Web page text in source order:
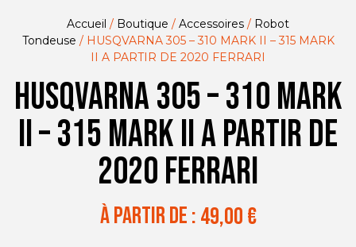
Accueil / Boutique / Accessoires / Robot
Tondeuse / HUSQVARNA 305 – 310 MARK II – 315 MARK
II A PARTIR DE 2020 FERRARI
HUSQVARNA 305 – 310 MARK
II – 315 MARK II A PARTIR DE
2020 FERRARI
à partir de :49,00€